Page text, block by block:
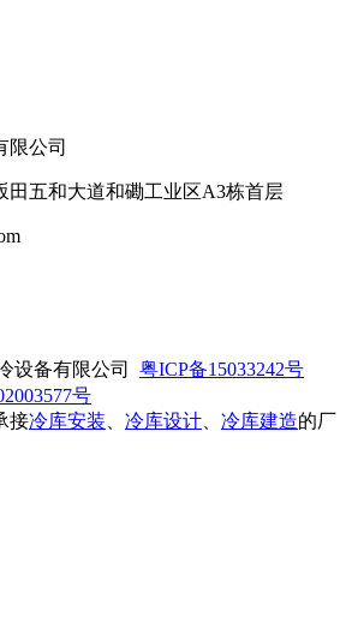
限公司
田五和大道和磡工业区A3栋首层
设备有限公司 粤ICP备15033242号
号
接冷库安装 冷库设计 冷库建造的厂